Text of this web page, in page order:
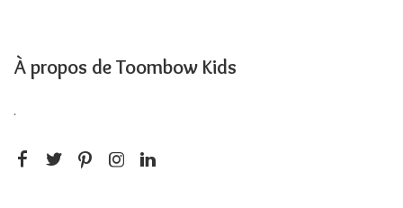
À propos de Toombow Kids
.